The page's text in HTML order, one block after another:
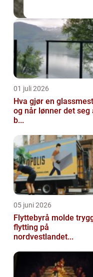
01 juli 2026
Hva gjør en
og når lønner det seg
b...
05 juni 2026
Flyttebyrå molde trygg
flytting på
nordvestlandet...